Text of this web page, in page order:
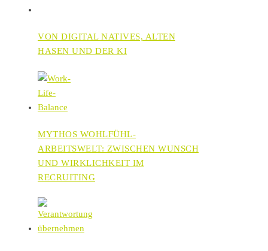
VON DIGITAL NATIVES, ALTEN
HASEN UND DER KI
MYTHOS WOHLFÜHL-
ARBEITSWELT: ZWISCHEN WUNSCH
UND WIRKLICHKEIT IM
RECRUITING